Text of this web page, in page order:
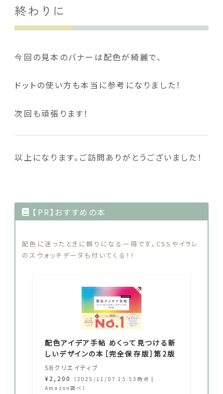
終わりに
今回の見本のバナーは配色が綺麗で、
ドットの使い方も本当に参考になりました！
次回も頑張ります！
以上になります。ご訪問ありがとうございました！
【PR】おすすめの本
配色に迷ったときに頼りになる一冊です。CSSやイラレ
のスウォッチデータも付いてくる！！
配色アイデア手帖 めくって見つける新
しいデザインの本［完全保存版］第2版
SBクリエイティブ
¥2,200
（2025/11/07 15:53時点 |
Amazon調べ）